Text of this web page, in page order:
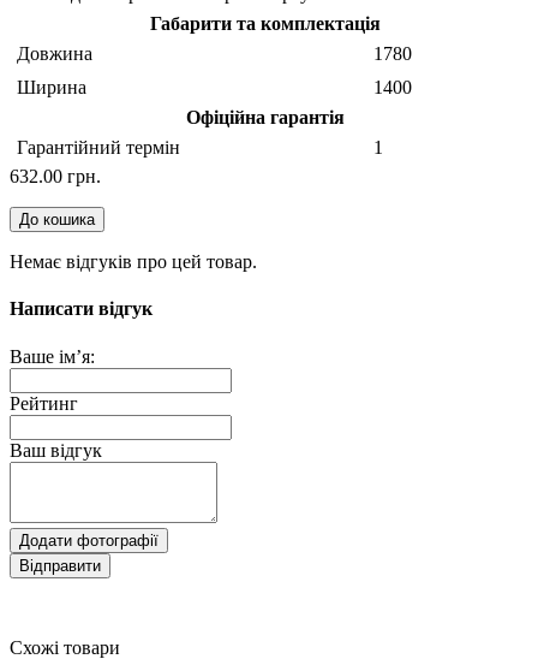
Габарити та комплектація
Довжина
1780
Ширина
1400
Офіційна гарантія
Гарантійний термін
1
632.00 грн.
До кошика
Немає відгуків про цей товар.
Написати відгук
Ваше ім’я:
Рейтинг
Ваш відгук
Додати фотографії
Відправити
Схожі товари